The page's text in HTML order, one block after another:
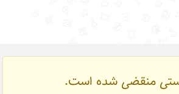
منقضی شده است.